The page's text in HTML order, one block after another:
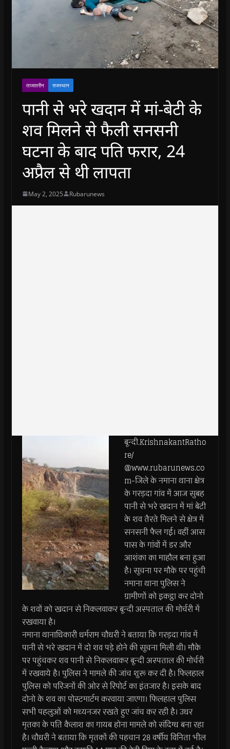
ताजातरीन राजस्थान
पानी से भरे खदान में मां-बेटी के
शव मिलने से फैली सनसनी
घटना के बाद पति फरार, 24
अप्रैल से थी लापता
May 2, 2025 Rubarunews
बून्दी.KrishnakantRatho
re/
@www.rubarunews.co
m-जिले के नमाना थाना क्षेत्र
के गरड़दा गांव में आज सुबह
पानी से भरे खदान में मां बेटी
के शव तैरते मिलने से क्षेत्र में
सनसनी फैल गई। वहीं आस
पास के गांवों में डर और
आशंका का माहौल बना हुआ
है। सूचना पर मौके पर पहुंची
नमाना थाना पुलिस ने
ग्रामीणों को इकट्ठा कर दोनो
के शवों को खदान से निकलवाकर बून्दी अस्पताल की मोर्चरी में
रखवाया है।
नमाना थानाधिकारी धर्मराम चौधरी ने बताया कि गरड़दा गांव में
पानी से भरे खदान में दो शव पड़े होने की सूचना मिली थी। मौके
पर पहुंचकर शव पानी से निकलवाकर बून्दी अस्पताल की मोर्चरी
में रखवाये है। पुलिस ने मामले की जांच शुरू कर दी है। फिलहाल
पुलिस को परिजनों की ओर से रिपोर्ट का इंतजार है। इसके बाद
दोनो के शव का पोस्टमार्टम करवाया जाएगा। फिलहाल पुलिस
सभी पहलुओं को मध्यनजर रखते हुए जांच कर रही है। उधर
मृतका के पति कैलाश का गायब होना मामले को संदिग्ध बना रहा
है। चौधरी ने बताया कि मृतकों की पहचान 28 वर्षीय विनिता भील